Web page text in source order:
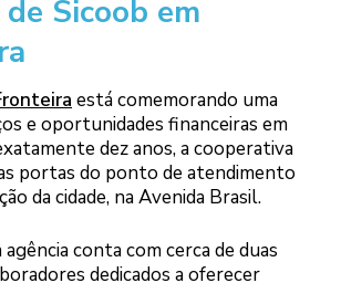
Sicoob em
está comemorando uma
e oportunidades financeiras em
dez anos, a cooperativa
portas do ponto de atendimento
da cidade, na Avenida Brasil.
conta com cerca de duas
dedicados a oferecer